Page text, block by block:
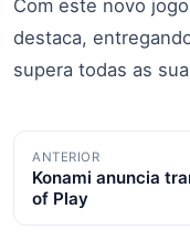
Com este novo
destaca,
supera todas as
Navegação
de
ANTERIOR
Konami anuncia
of Play